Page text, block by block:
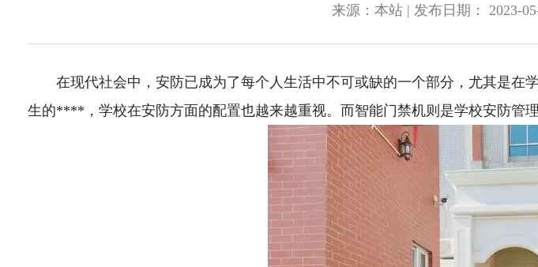
来源：本站 | 发布日期： 2023-
在现代社会中，安防已成为了每个人生活中不可或缺的一个部分，尤其是
生的****，学校在安防方面的配置也越来越重视。而智能门禁机则是学校安防管